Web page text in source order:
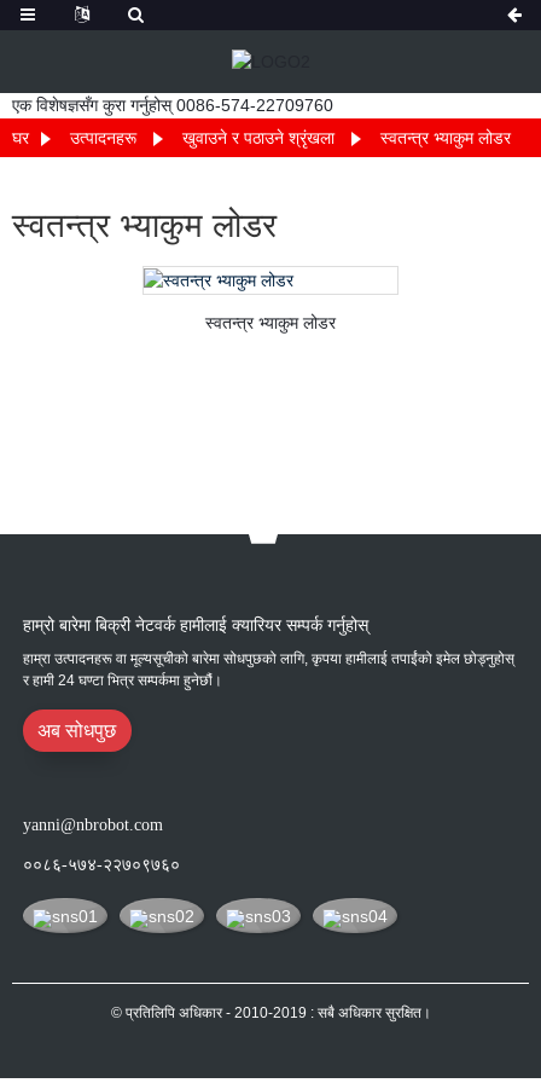
एक विशेषज्ञसँग कुरा गर्नुहोस् 0086-574-22709760
घर
उत्पादनहरू खुवाउने र पठाउने श्रृंखला स्वतन्त्र भ्याकुम लोडर
स्वतन्त्र भ्याकुम लोडर
स्वतन्त्र भ्याकुम लोडर
हाम्रो बारेमा बिक्री नेटवर्क हामीलाई क्यारियर सम्पर्क गर्नुहोस्
हाम्रा उत्पादनहरू वा मूल्यसूचीको बारेमा सोधपुछको लागि, कृपया हामीलाई तपाईंको इमेल छोड्नुहोस्
र हामी 24 घण्टा भित्र सम्पर्कमा हुनेछौं।
अब सोधपुछ
yanni@nbrobot.com
००८६-५७४-२२७०९७६०
© प्रतिलिपि अधिकार - 2010-2019 : सबै अधिकार सुरक्षित।